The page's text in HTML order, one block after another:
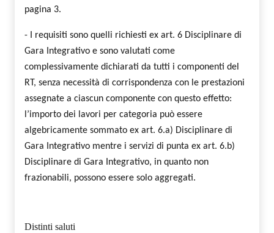
pagina 3.
- I requisiti sono quelli richiesti ex art. 6 Disciplinare di
Gara Integrativo e sono valutati come
complessivamente dichiarati da tutti i componenti del
RT, senza necessità di corrispondenza con le prestazioni
assegnate a ciascun componente con questo effetto:
l’importo dei lavori per categoria può essere
algebricamente sommato ex art. 6.a) Disciplinare di
Gara Integrativo mentre i servizi di punta ex art. 6.b)
Disciplinare di Gara Integrativo, in quanto non
frazionabili, possono essere solo aggregati.
Distinti saluti